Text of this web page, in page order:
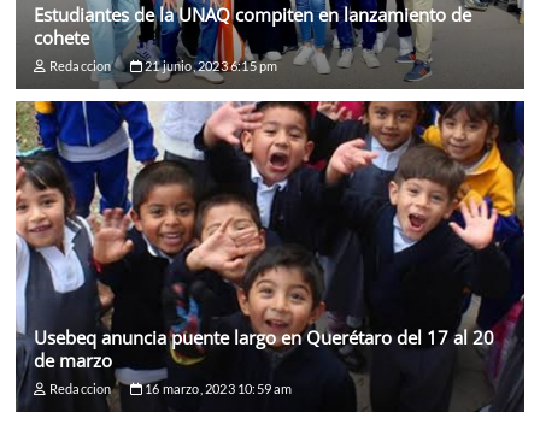
Estudiantes de la UNAQ compiten en lanzamiento de
cohete
Redaccion 21 junio, 2023 6:15 pm
Usebeq anuncia puente largo en Querétaro del 17 al 20
de marzo
Redaccion 16 marzo, 2023 10:59 am